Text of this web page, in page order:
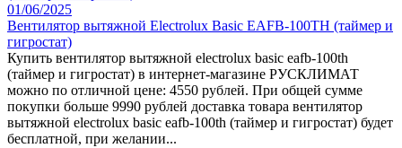
01/06/2025
Вентилятор вытяжной Electrolux Basic EAFB-100TH (таймер и
гигростат)
Купить вентилятор вытяжной electrolux basic eafb-100th
(таймер и гигростат) в интернет-магазине РУСКЛИМАТ
можно по отличной цене: 4550 рублей. При общей сумме
покупки больше 9990 рублей доставка товара вентилятор
вытяжной electrolux basic eafb-100th (таймер и гигростат) будет
бесплатной, при желании...